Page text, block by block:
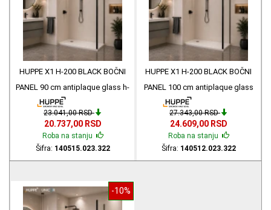
HUPPE X1 H-200 BLACK BOČNI
PANEL 90 cm antiplaque glass h-
200 140515.023.322
23.041,00 RSD
20.737,00 RSD
Roba na stanju
Šifra: 140515.023.322
HUPPE X1 H-200 BLACK BOČNI
PANEL 100 cm antiplaque glass
h-200 140512.023.322
27.343,00 RSD
24.609,00 RSD
Roba na stanju
Šifra: 140512.023.322
-10%